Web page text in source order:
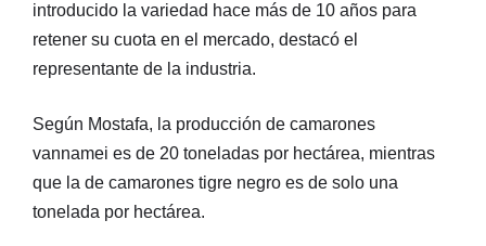
introducido la variedad hace más de 10 años para
retener su cuota en el mercado, destacó el
representante de la industria.
Según Mostafa, la producción de camarones
vannamei es de 20 toneladas por hectárea, mientras
que la de camarones tigre negro es de solo una
tonelada por hectárea.